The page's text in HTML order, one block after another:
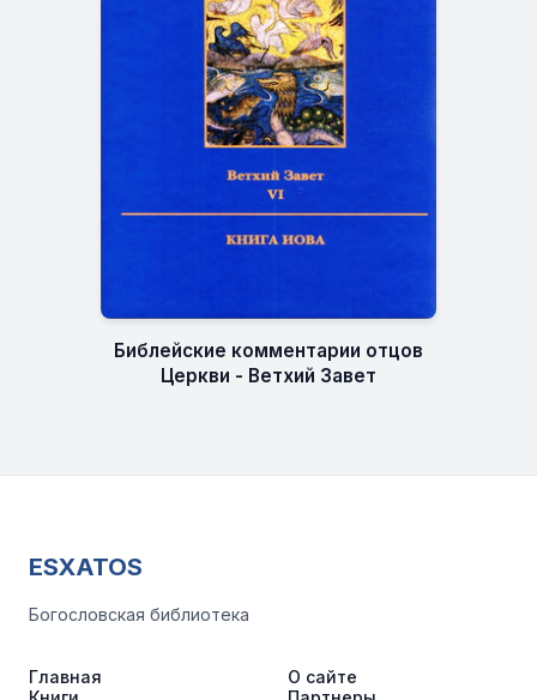
Библейские комментарии отцов
Церкви - Ветхий Завет
ESXATOS
Богословская библиотека
Главная
О сайте